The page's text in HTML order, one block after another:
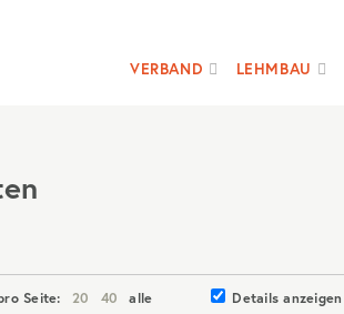
VERBAND LEHMBAU
Seite: 20 40 alle Details anzeigen